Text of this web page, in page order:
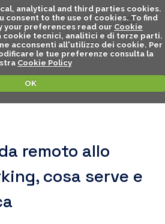
analytical and third parties cookies.
consent to the use of cookies. To find
your preferences read our Cookie
cookie tecnici, analitici e di terze parti.
acconsenti all'utilizzo dei cookie. Per
le tue preferenze consulta la
Cookie Policy
OK
remoto allo
cosa serve e